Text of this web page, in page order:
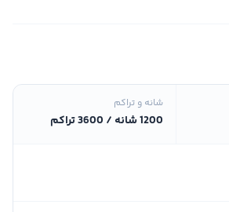
شانه و تراکم
1200 شانه / 3600 تراکم